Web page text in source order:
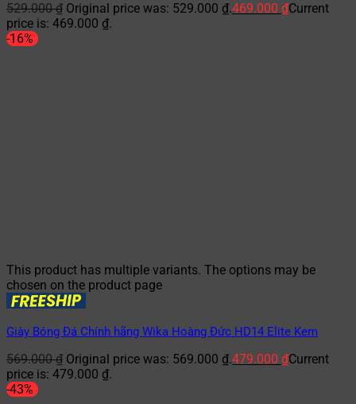
529.000₫ Original price was: 529.000 ₫.469.000 ₫Current
price is: 469.000 ₫.
-16%
This product has multiple variants. The options may be
chosen on the product page
Giày Bóng Đá Chính hãng Wika Hoàng Đức HD14 Elite Kem
569.000₫ Original price was: 569.000 ₫.479.000 ₫Current
price is: 479.000 ₫.
-43%